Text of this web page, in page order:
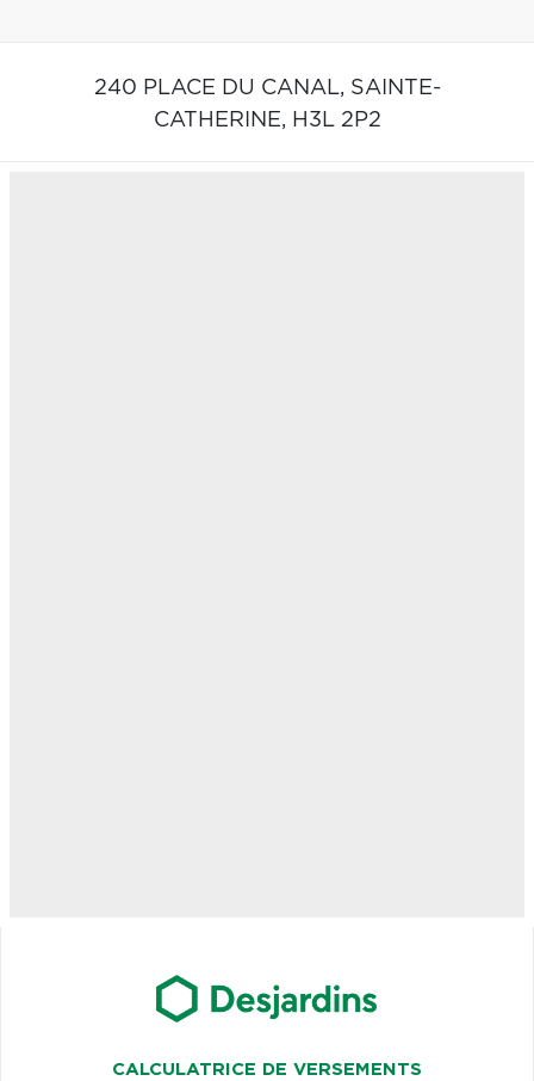
240 PLACE DU CANAL, SAINTE-
CATHERINE, H3L 2P2
CALCULATRICE DE VERSEMENTS